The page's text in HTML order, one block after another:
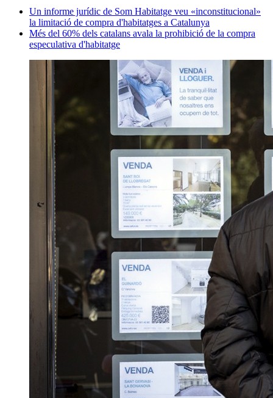
Un informe jurídic de Som Habitatge veu «inconstitucional»
la limitació de compra d'habitatges a Catalunya
Més del 60% dels catalans avala la prohibició de la compra
especulativa d'habitatge